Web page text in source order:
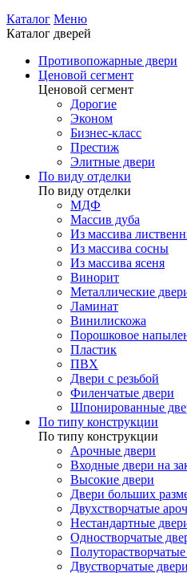
Каталог Меню
Каталог дверей
Противопожарные двери
Ценовой сегмент
Ценовой сегмент
Дорогие
Эконом
Бизнес-класс
Престиж
Элитные двери
По виду отделки
По виду отделки
МДФ
Массив дуба
Из массива
Из массива сосны
Из массива ясеня
Винорит
Металлические
Ламинат
Винилискожа
Порошковое
Пластик
ПВХ
Двери с резьбой
Филенчатые двери
Шпонированные
По типу конструкции
По типу конструкции
Арочные двери
Входные двери на
Высокие двери
Двери больших
Двухстворчатые
Нестандартные
Одностворчатые
Двустворчатые двери